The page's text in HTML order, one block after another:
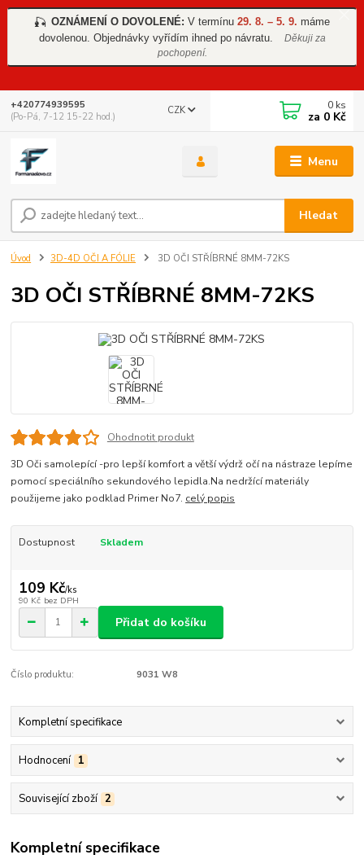
🎣 OZNÁMENÍ O DOVOLENÉ: V termínu 29. 8. – 5. 9. máme
dovolenou. Objednávky vyřídím ihned po návratu.
Děkuji za
pochopení.
Menu
CZK
Hledat
+420774939595
(Po-Pá, 7-12 15-22 hod.)
0 ks
za 0 Kč
Úvod 3D-4D OČI A FÓLIE 3D OČI STŘÍBRNÉ 8MM-72KS
3D OČI STŘÍBRNÉ 8MM-72KS
Ohodnotit produkt
3D Oči samolepící -pro lepší komfort a větší výdrž očí na nástraze lepíme
pomocí speciálního sekundového lepidla.Na nedržící materiály
použijeme jako podklad Primer No7. celý popis
Dostupnost Skladem
109 Kč/ks
90 Kč bez DPH
Přidat do košíku
Číslo produktu: 9031 W8
Kompletní specifikace
Hodnocení 1
Související zboží 2
Kompletní specifikace